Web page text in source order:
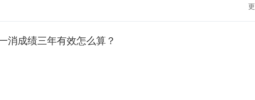
消成绩三年有效怎么算？